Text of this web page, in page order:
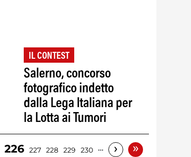
IL CONTEST
Salerno, concorso
fotografico indetto
dalla Lega Italiana per
la Lotta ai Tumori
226 227 228 229 230 … › »